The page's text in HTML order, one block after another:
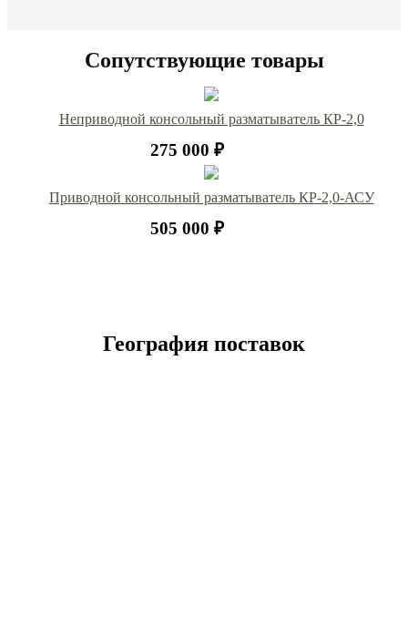
Сопутствующие товары
Неприводной консольный разматыватель КР-2,0
275 000 ₽
Приводной консольный разматыватель КР-2,0-АСУ
505 000 ₽
География поставок